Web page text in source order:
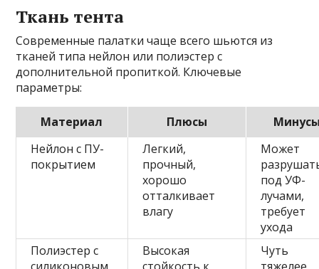
Ткань тента
Современные палатки чаще всего шьются из
тканей типа нейлон или полиэстер с
дополнительной пропиткой. Ключевые
параметры:
Материал Плюсы
Нейлон с ПУ-
покрытием
Легкий,
прочный,
хорошо
отталкивает
влагу
Может
под УФ-
лучами,
требует
ухода
Полиэстер с
Высокая
Чуть